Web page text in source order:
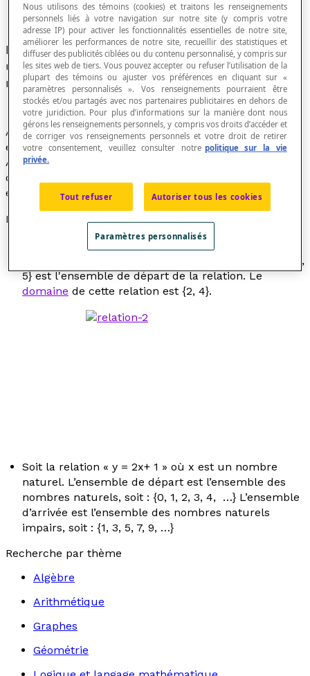
Ensemble des valeurs ou objets qui peuvent être
utilisés comme origines des couples d'une
relation.
À ne pas confondre avec ledomained'une relation qui
est l'ensemble des origines des couples d'une relation.
Ainsi, si on considère une relation ℜ de E vers F, alors
dom(ℜ) ⊆ E, c'est-à-dire que le domaine de la relation
est un sous-ensemble large de l'ensemble de départ.
Exemples
Dans cette illustration d'une relation entre
l'ensemble E et l'ensemble F, l'ensemble E = {2, 3, 4,
5} est l'ensemble de départ de la relation. Le
domaine de cette relation est {2, 4}.
Soit la relation « y = 2x+ 1 » où x est un nombre
naturel. L’ensemble de départ est l’ensemble des
nombres naturels, soit : {0, 1, 2, 3, 4, …} L’ensemble
d’arrivée est l’ensemble des nombres naturels
impairs, soit : {1, 3, 5, 7, 9, …}
Recherche par thème
Algèbre
Arithmétique
Graphes
Géométrie
Nous utilisons des témoins (cookies) et traitons les renseignements
personnels liés à votre navigation sur notre site (y compris votre
adresse IP) pour activer les fonctionnalités essentielles de notre site,
améliorer les performances de notre site, recueillir des statistiques et
diffuser des publicités ciblées ou du contenu personnalisé, y compris sur
les sites web de tiers. Vous pouvez accepter ou refuser l’utilisation de la
plupart des témoins ou ajuster vos préférences en cliquant sur «
paramètres personnalisés ». Vos renseignements pourraient être
stockés et/ou partagés avec nos partenaires publicitaires en dehors de
votre juridiction. Pour plus d’informations sur la manière dont nous
gérons les renseignements personnels, y compris vos droits d’accéder et
de corriger vos renseignements personnels et votre droit de retirer
votre consentement, veuillez consulter notre politique sur la vie
privée.
Tout refuser Autoriser tous les cookies
Paramètres personnalisés